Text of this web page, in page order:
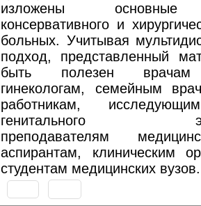
изложены основные
консервативного и
больных. Учитывая
подход, представленный
быть полезен врачам
гинекологам, семейным
работникам,
генитального
преподавателям
аспирантам, клиническим
студентам медицинских вузов.